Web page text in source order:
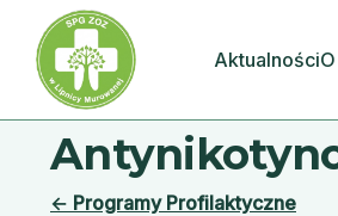
Aktualności
← Programy Profilaktyczne